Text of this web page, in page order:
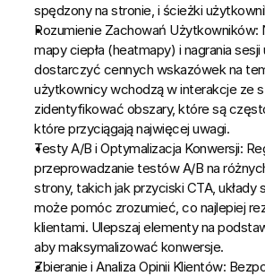
spędzony na stronie, i ścieżki
Rozumienie Zachowań Użytkowników:
mapy ciepła (heatmapy) i nagrania
dostarczyć cennych wskazówek na
użytkownicy wchodzą w interakcje ze
zidentyfikować obszary, które są
które przyciągają najwięcej uwagi.
Testy A/B i Optymalizacja Konwersji:
przeprowadzanie testów A/B na
strony, takich jak przyciski CTA, układy
może pomóc zrozumieć, co najlepiej
klientami. Ulepszaj elementy na
aby maksymalizować konwersje.
Zbieranie i Analiza Opinii Klientów: